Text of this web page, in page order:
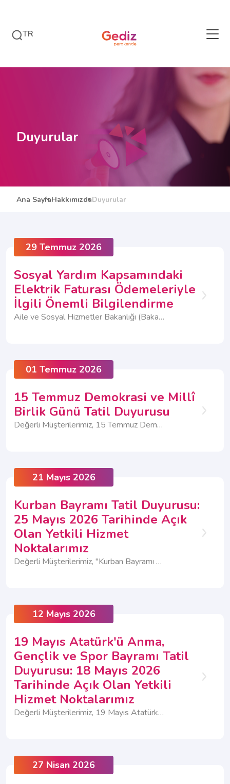
TR
Duyurular
Ana SayfaHakkımızdaDuyurular
29 Temmuz 2026
Sosyal Yardım Kapsamındaki
Elektrik Faturası Ödemeleriyle
İlgili Önemli Bilgilendirme
Aile ve Sosyal Hizmetler Bakanlığı (Bakanlık) tarafından sağlanan Sosyal Yardım Kapsamındaki Elektrik Tüketim Desteği ödemelerinde kullanılan ödeme kanalı değişmiştir.
01 Temmuz 2026
15 Temmuz Demokrasi ve Millî
Birlik Günü Tatil Duyurusu
Değerli Müşterilerimiz, 15 Temmuz Demokrasi ve Millî Birlik Günü nedeniyle; Müşteri İlişkileri Merkezlerimiz ve Yetkili Hizmet Noktalarımız kapalı olacaktır.
21 Mayıs 2026
Kurban Bayramı Tatil Duyurusu:
25 Mayıs 2026 Tarihinde Açık
Olan Yetkili Hizmet
Noktalarımız
Değerli Müşterilerimiz, "Kurban Bayramı nedeniyle; Müşteri İlişkileri Merkezlerimiz 25-29 Mayıs tarihleri arasında kapalı olacaktır. Bazı Yetkili Hizmet Noktalarımız ise 25 Mayıs Pazartesi günü açık olup, tüm Yetkili Hizmet Noktalarımız 26-30 Mayıs tarihleri arasında kapalı olacaktır."
12 Mayıs 2026
19 Mayıs Atatürk'ü Anma,
Gençlik ve Spor Bayramı Tatil
Duyurusu: 18 Mayıs 2026
Tarihinde Açık Olan Yetkili
Hizmet Noktalarımız
Değerli Müşterilerimiz, 19 Mayıs Atatürk'ü Anma, Gençlik ve Spor Bayramı nedeniyle; Müşteri İlişkileri Merkezlerimiz 18-19 Mayıs tarihlerinde kapalı olacaktır. Yetkili Hizmet Noktalarımız ise 18 Mayıs Pazartesi günü açık, 19 Mayıs Salı günü kapalı olacaktır.
27 Nisan 2026